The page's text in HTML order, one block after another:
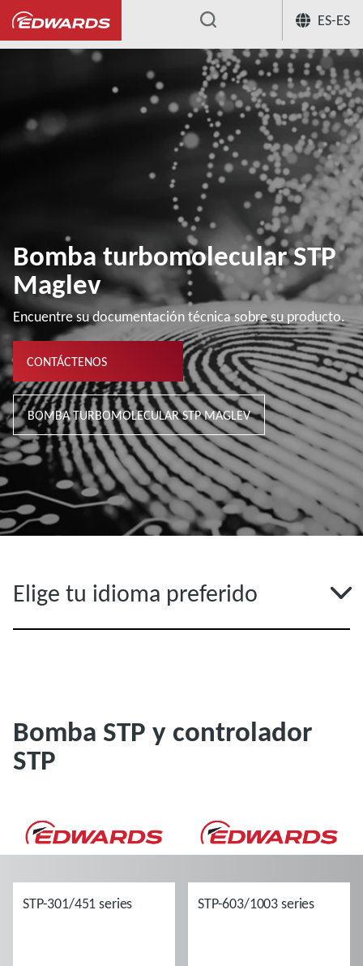
ES-ES
...
Bomba turbomolecular STP
Maglev
Encuentre su documentación técnica sobre su producto.
CONTÁCTENOS
BOMBA TURBOMOLECULAR STP MAGLEV
Elige tu idioma preferido
Bomba STP y controlador
STP
STP-301/451 series STP-603/1003 series